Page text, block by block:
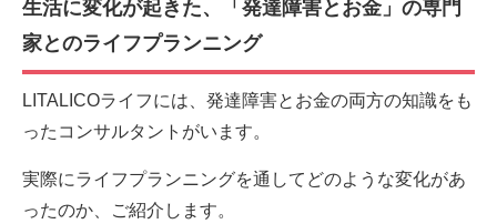
生活に変化が起きた、「発達障害とお金」の専門
家とのライフプランニング
LITALICOライフには、発達障害とお金の両方の知識をも
ったコンサルタントがいます。
実際にライフプランニングを通してどのような変化があ
ったのか、ご紹介します。